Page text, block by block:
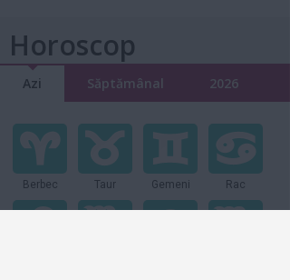
Horoscop
Azi Săptămânal 2026
Berbec Taur Gemeni Rac